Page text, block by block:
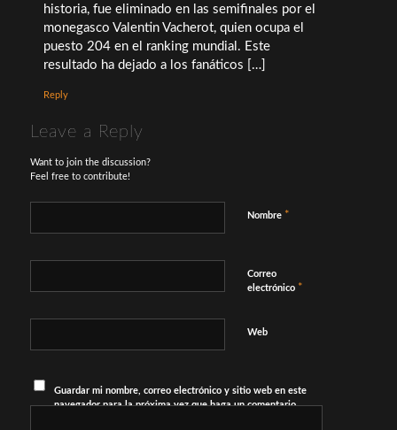
historia, fue eliminado en las semifinales por el
monegasco Valentin Vacherot, quien ocupa el
puesto 204 en el ranking mundial. Este
resultado ha dejado a los fanáticos […]
Reply
Leave a Reply
Want to join the discussion?
Feel free to contribute!
Nombre *
Correo
electrónico *
Web
Guardar mi nombre, correo electrónico y sitio web en este
navegador para la próxima vez que haga un comentario.